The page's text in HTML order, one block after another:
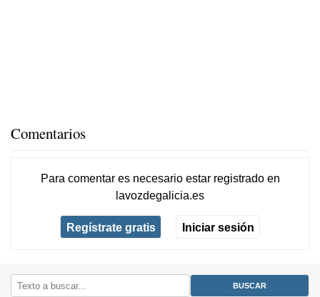
Comentarios
Para comentar es necesario estar registradoen
lavozdegalicia.es
Regístrate gratis Iniciar sesión